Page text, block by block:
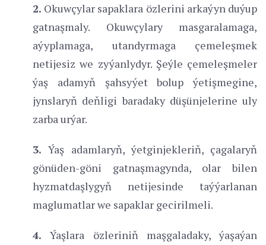
2. Okuwçylar sapaklara özlerini arkaýyn duýup
gatnaşmaly. Okuwçylary masgaralamaga,
aýyplamaga, utandyrmaga çemeleşmek
netijesiz we zyýanlydyr. Şeýle çemeleşmeler
ýaş adamyň şahsyýet bolup ýetişmegine,
jynslaryň deňligi baradaky düşünjelerine uly
zarba urýar.
3. Ýaş adamlaryň, ýetginjekleriň, çagalaryň
gönüden-göni gatnaşmagynda, olar bilen
hyzmatdaşlygyň netijesinde taýýarlanan
maglumatlar we sapaklar gecirilmeli.
4. Ýaşlara özleriniň maşgaladaky, ýaşaýan